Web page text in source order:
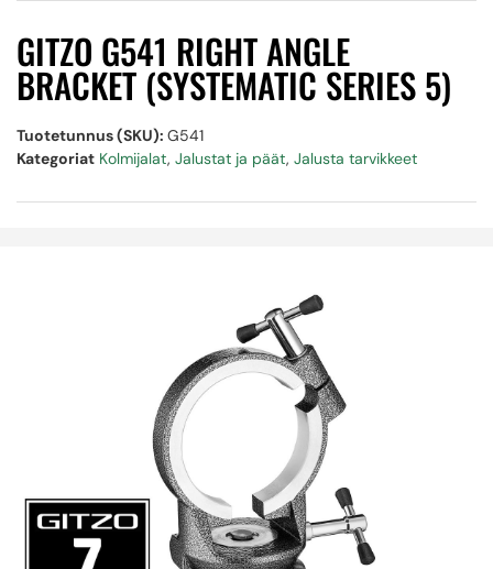
GITZO G541 RIGHT ANGLE
BRACKET (SYSTEMATIC SERIES 5)
Tuotetunnus (SKU): G541
Kategoriat Kolmijalat, Jalustat ja päät, Jalusta tarvikkeet